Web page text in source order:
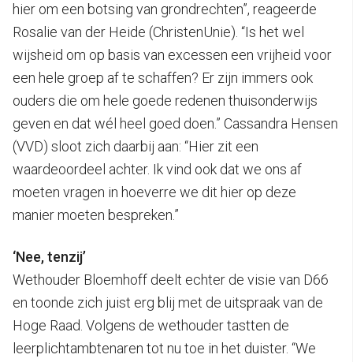
hier om een botsing van grondrechten”, reageerde
Rosalie van der Heide (ChristenUnie). “Is het wel
wijsheid om op basis van excessen een vrijheid voor
een hele groep af te schaffen? Er zijn immers ook
ouders die om hele goede redenen thuisonderwijs
geven en dat wél heel goed doen.” Cassandra Hensen
(VVD) sloot zich daarbij aan: “Hier zit een
waardeoordeel achter. Ik vind ook dat we ons af
moeten vragen in hoeverre we dit hier op deze
manier moeten bespreken.”
‘Nee, tenzij’
Wethouder Bloemhoff deelt echter de visie van D66
en toonde zich juist erg blij met de uitspraak van de
Hoge Raad. Volgens de wethouder tastten de
leerplichtambtenaren tot nu toe in het duister. “We